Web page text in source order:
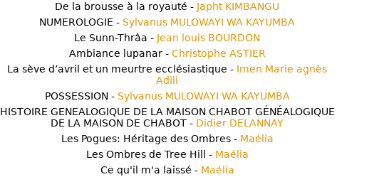
De la brousse à la royauté - Japht KIMBANGU
NUMEROLOGIE - Sylvanus MULOWAYI WA KAYUMBA
Le Sunn-Thrâa - Jean louis BOURDON
Ambiance lupanar - Christophe ASTIER
La sève d’avril et un meurtre ecclésiastique - Imen Marie agnès
Adili
POSSESSION - Sylvanus MULOWAYI WA KAYUMBA
HISTOIRE GENEALOGIQUE DE LA MAISON CHABOT GÉNÉALOGIQUE
DE LA MAISON DE CHABOT - Didier DELANNAY
Les Pogues: Héritage des Ombres - Maélia
Les Ombres de Tree Hill - Maélia
Ce qu'il m'a laissé - Maélia